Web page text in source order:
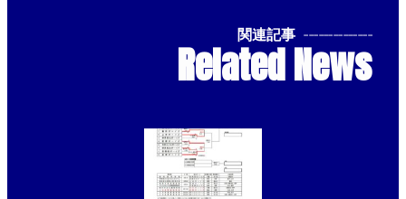
関連記事 --------------
Related News